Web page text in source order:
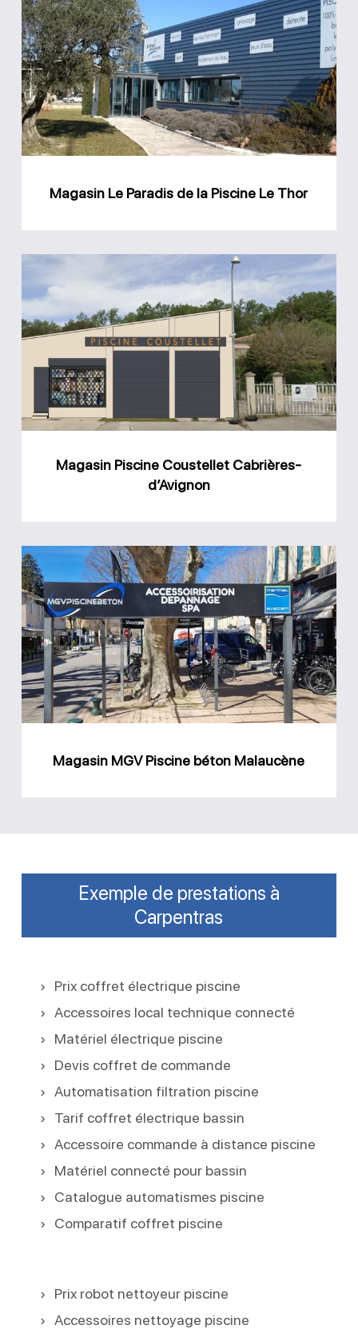
Le
Paradis
de
la
Piscine
Le
Magasin Le Paradis de la Piscine Le Thor
Magasin
Coustellet
Cabrières-
d’Avignon
Magasin Piscine Coustellet Cabrières-
d’Avignon
Magasin
MGV
Piscine
béton
Malaucène
Magasin MGV Piscine béton Malaucène
Exemple de prestations à
Carpentras
Prix coffret électrique piscine
Accessoires local technique connecté
Matériel électrique piscine
Devis coffret de commande
Automatisation filtration piscine
Tarif coffret électrique bassin
Accessoire commande à distance piscine
Matériel connecté pour bassin
Catalogue automatismes piscine
Comparatif coffret piscine
Prix robot nettoyeur piscine
Accessoires nettoyage piscine